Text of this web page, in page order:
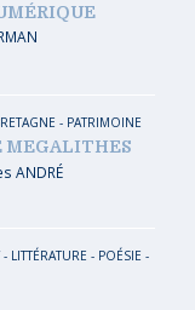
- PATRIMOINE
MEGALITHES
ANDRÉ
- LITTÉRATURE - POÉSIE -